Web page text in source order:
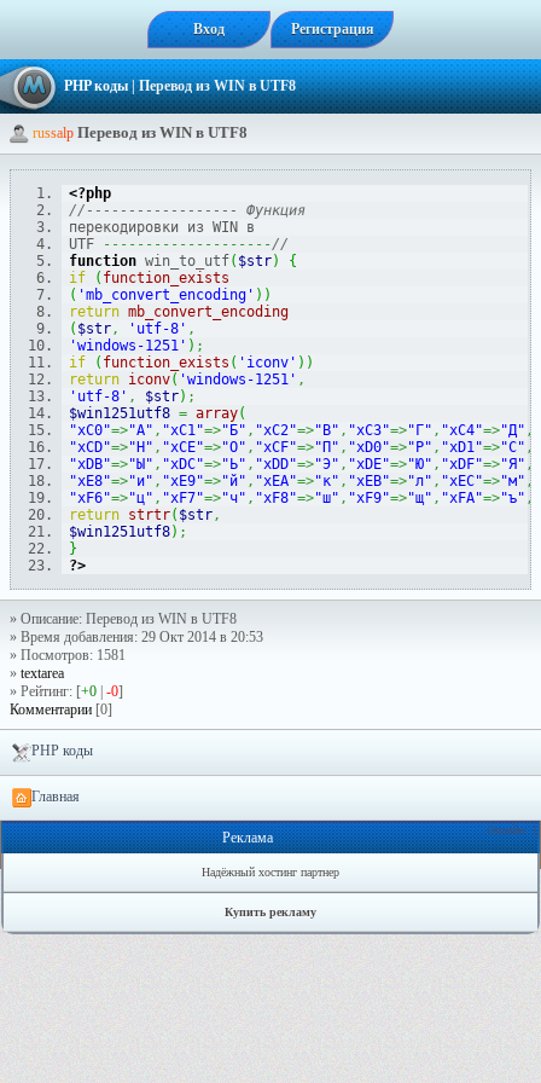
Вход Регистрация
PHP коды| Перевод из WIN в UTF8
russalp Перевод из WIN в UTF8
<?php
//------------------ Функция
перекодировки из WIN в
UTF
--------------------//
function win_to_utf( $str)
{
if
( function_exists
( 'mb_convert_encoding' ) )
return mb_convert_encoding
( $str, 'utf-8' ,
'windows-1251' ) ;
if
( function_exists ( 'iconv' ) )
return iconv( 'windows-1251' ,
'utf-8' , $str) ;
$win1251utf8 = array(
"xC0"=>"А" , "xC1"=>"Б" , "xC2"=>"В" , "xC3"=>"Г" , "xC4"=>"Д" ,
"xCD"=>"Н" , "xCE"=>"О" , "xCF"=>"П" , "xD0"=>"Р" , "xD1"=>"С" ,
"xDB"=>"Ы" , "xDC"=>"Ь" , "xDD"=>"Э" , "xDE"=>"Ю" , "xDF"=>"Я" ,
"xE8"=>"и" , "xE9"=>"й" , "xEA"=>"к" , "xEB"=>"л" , "xEC"=>"м" ,
"xF6"=>"ц" , "xF7"=>"ч" , "xF8"=>"ш" , "xF9"=>"щ" , "xFA"=>"ъ" ,
return strtr( $str,
$win1251utf8) ;
}
?>
» Описание: Перевод из WIN в UTF8
» Время добавления: 29 Окт 2014 в 20:53
» Посмотров: 1581
» textarea
» Рейтинг: [+0 -0]
Комментарии [0]
PHP коды
Главная
Онлайн: 1
Реклама
Надёжный хостинг партнер
Купить рекламу